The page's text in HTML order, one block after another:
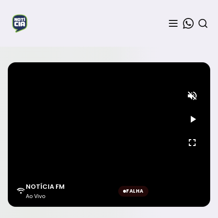
Aguardando sinal...
NOTÍCIA FM
Ao Vivo
FALHA